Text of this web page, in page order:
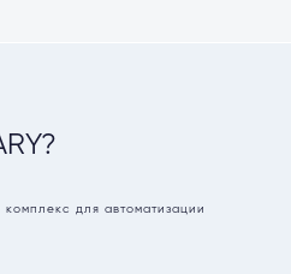
для автоматизации